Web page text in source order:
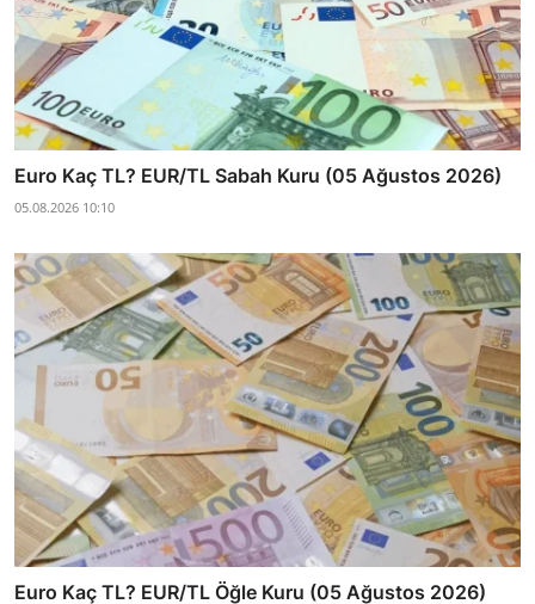
Euro Kaç TL? EUR/TL Sabah Kuru (05 Ağustos 2026)
05.08.2026 10:10
Euro Kaç TL? EUR/TL Öğle Kuru (05 Ağustos 2026)